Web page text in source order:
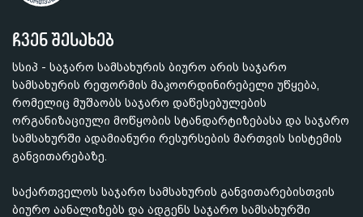
ჩვენ შესახებ
სსიპ - საჯარო სამსახურის ბიურო არის საჯარო
სამსახურის რეფორმის მაკოორდინირებელი უწყება,
რომელიც მუშაობს საჯარო დაწესებულების
ორგანიზაციული მოწყობის სტანდარტიზებასა და საჯარო
სამსახურში ადამიანური რესურსების მართვის სისტემის
განვითარებაზე.
საქართველოს საჯარო სამსახურის განვითარებისთვის
ბიურო აანალიზებს და ადგენს საჯარო სამსახურში